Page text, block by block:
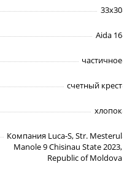
33х30
Aida 16
частичное
счетный крест
хлопок
Компания Luca-S, Str. Mesterul
Manole 9 Chisinau State 2023,
Republic of Moldova